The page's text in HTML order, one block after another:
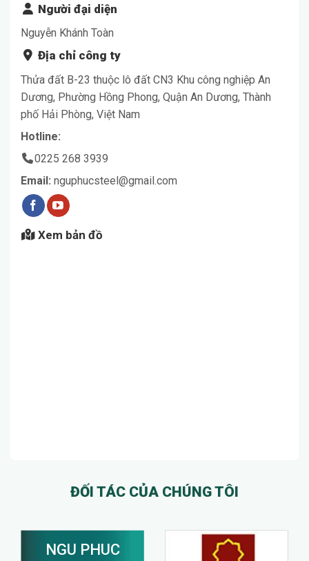
Người đại diện
Nguyễn Khánh Toàn
Địa chỉ công ty
Thửa đất B-23 thuộc lô đất CN3 Khu công nghiệp An
Dương, Phường Hồng Phong, Quận An Dương, Thành
phố Hải Phòng, Việt Nam
Hotline:
0225 268 3939
Email: nguphucsteel@gmail.com
Xem bản đồ
ĐỐI TÁC CỦA CHÚNG TÔI
NGU PHUC